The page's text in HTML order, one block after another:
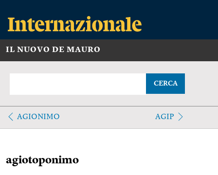
IL NUOVO DE MAURO
CERCA
AGIONIMO AGIP
agiotoponimo